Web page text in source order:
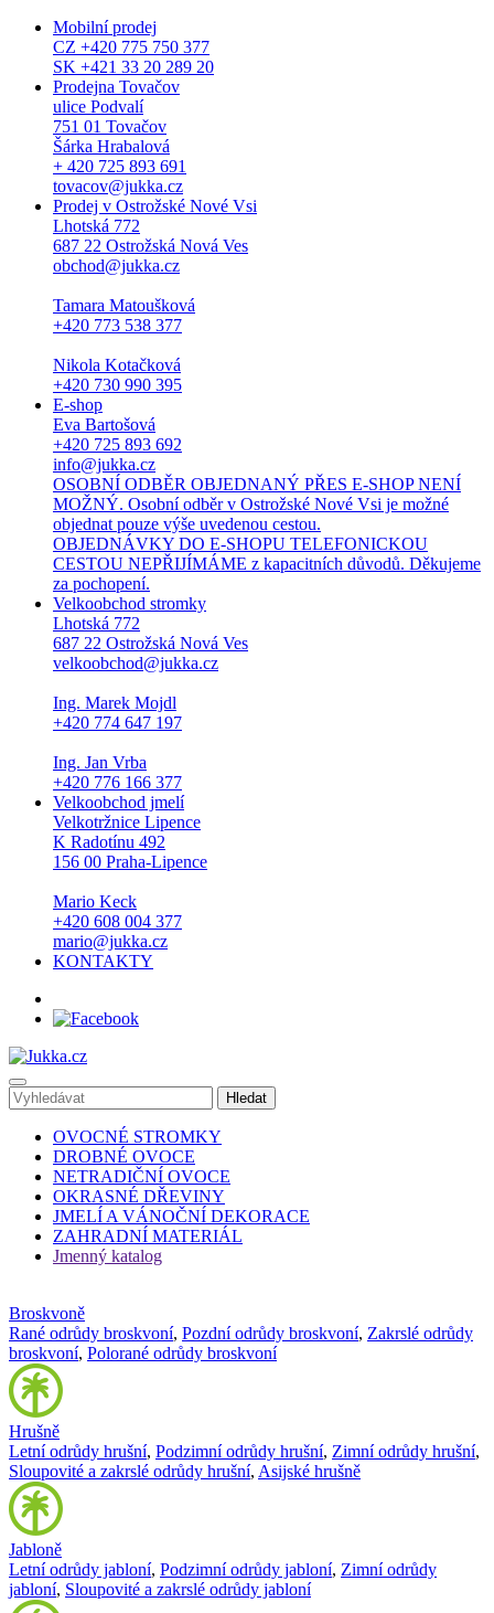
Mobilní prodej
CZ +420 775 750 377
SK +421 33 20 289 20
Prodejna Tovačov
ulice Podvalí
751 01 Tovačov
Šárka Hrabalová
+ 420 725 893 691
tovacov@jukka.cz
Prodej v Ostrožské Nové Vsi
Lhotská 772
687 22 Ostrožská Nová Ves
obchod@jukka.cz
Tamara Matoušková
+420 773 538 377
Nikola Kotačková
+420 730 990 395
E-shop
Eva Bartošová
+420 725 893 692
info@jukka.cz
OSOBNÍ ODBĚR OBJEDNANÝ PŘES E-SHOP NENÍ
MOŽNÝ. Osobní odběr v Ostrožské Nové Vsi je možné
objednat pouze výše uvedenou cestou.
OBJEDNÁVKY DO E-SHOPU TELEFONICKOU
CESTOU NEPŘIJÍMÁME z kapacitních důvodů. Děkujeme
za pochopení.
Velkoobchod stromky
Lhotská 772
687 22 Ostrožská Nová Ves
velkoobchod@jukka.cz
Ing. Marek Mojdl
+420 774 647 197
Ing. Jan Vrba
+420 776 166 377
Velkoobchod jmelí
Velkotržnice Lipence
K Radotínu 492
156 00 Praha-Lipence
Mario Keck
+420 608 004 377
mario@jukka.cz
KONTAKTY
OVOCNÉ STROMKY
DROBNÉ OVOCE
NETRADIČNÍ OVOCE
OKRASNÉ DŘEVINY
JMELÍ A VÁNOČNÍ DEKORACE
ZAHRADNÍ MATERIÁL
Jmenný katalog
Broskvoně
Rané odrůdy broskvoní, Pozdní odrůdy broskvoní, Zakrslé odrůdy
broskvoní, Polorané odrůdy broskvoní
Hrušně
Letní odrůdy hrušní, Podzimní odrůdy hrušní, Zimní odrůdy hrušní,
Sloupovité a zakrslé odrůdy hrušní, Asijské hrušně
Jabloně
Letní odrůdy jabloní, Podzimní odrůdy jabloní, Zimní odrůdy
jabloní, Sloupovité a zakrslé odrůdy jabloní